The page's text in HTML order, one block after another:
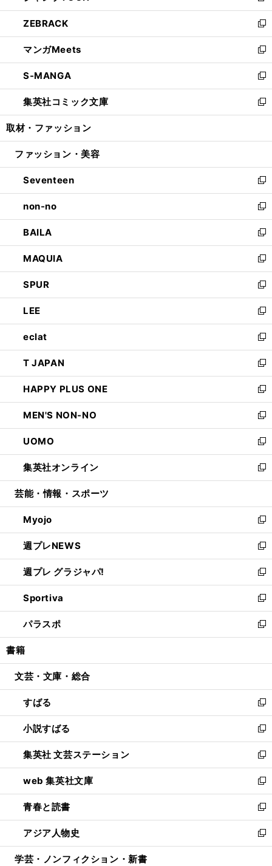
開
く
ウ
で
開
く
ン
ド
ウ
で
開
く
ウ
ィ
ン
ド
ウ
で
開
く
し
い
ウ
ィ
ン
ド
ウ
で
開
ZEBRACK
新
し
い
ウ
ィ
ン
ド
ウ
開
マンガMeets
新
し
い
ウ
ィ
ン
ウ
開
く
S-MANGA
新
し
い
ウ
ン
ウ
で
開
く
集英社コミック文庫
新
し
ウ
ン
ド
ウ
で
開
く
取材・ファッション
ファッション・美容
Seventeen
新
し
い
ウ
ィ
ン
ド
ウ
で
開
く
non-no
新
し
い
ウ
ィ
ン
ド
ウ
で
開
く
BAILA
新
し
い
ウ
ィ
ン
ド
ウ
で
開
く
MAQUIA
新
し
い
ウ
ィ
ン
ド
ウ
で
開
く
SPUR
新
し
い
ウ
ィ
ン
ド
ウ
で
開
く
LEE
新
し
い
ウ
ィ
ン
ド
ウ
で
開
く
eclat
新
し
い
ウ
ィ
ン
ド
ウ
で
開
く
T JAPAN
新
し
い
ウ
ィ
ン
ド
ウ
で
開
HAPPY PLUS ONE
新
し
い
ウ
ィ
ン
ド
ウ
開
く
MEN'S NON-NO
新
し
い
ウ
ィ
ン
ウ
で
開
く
UOMO
新
し
い
ウ
ン
ド
ウ
で
開
く
集英社オンライン
新
し
ウ
ィ
ン
ド
ウ
で
開
く
芸能・情報・スポーツ
Myojo
新
し
い
ウ
ィ
ン
ド
ウ
で
開
週プレNEWS
新
し
い
ウ
ィ
ン
ド
ウ
開
週プレ グラジャパ!
新
し
い
ウ
ィ
ン
ウ
開
く
Sportiva
新
し
い
ウ
ン
ウ
で
開
く
パラスポ
新
し
ウ
ン
ド
ウ
で
開
く
書籍
文芸・文庫・総合
すばる
新
し
い
ウ
ィ
ン
ド
ウ
で
開
く
小説すばる
新
し
い
ウ
ィ
ン
ド
ウ
で
開
集英社 文芸ステーション
新
し
い
ウ
ィ
ン
ド
ウ
web 集英社文庫
新
し
い
ウ
ィ
ン
青春と読書
新
し
い
ウ
アジア人物史
新
し
学芸・ノンフィクション・新書